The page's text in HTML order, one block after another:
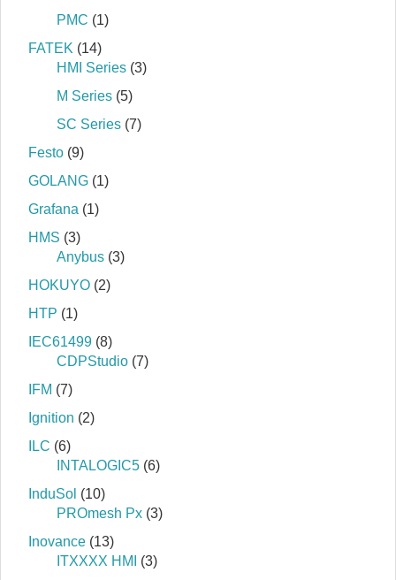
PMC (1)
FATEK (14)
HMI Series (3)
M Series (5)
SC Series (7)
Festo (9)
GOLANG (1)
Grafana (1)
HMS (3)
Anybus (3)
HOKUYO (2)
HTP (1)
IEC61499 (8)
CDPStudio (7)
IFM (7)
Ignition (2)
ILC (6)
INTALOGIC5 (6)
InduSol (10)
PROmesh Px (3)
Inovance (13)
ITXXXX HMI
(3)